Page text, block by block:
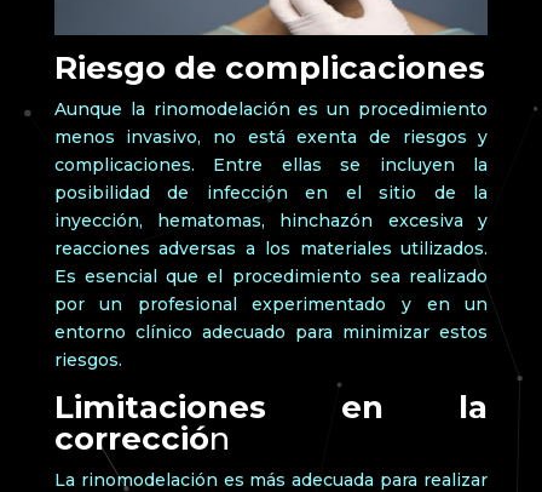
Riesgo de complicaciones
Aunque la rinomodelación es un procedimiento
menos invasivo, no está exenta de riesgos y
complicaciones. Entre ellas se incluyen la
posibilidad de infección en el sitio de la
inyección, hematomas, hinchazón excesiva y
reacciones adversas a los materiales utilizados.
Es esencial que el procedimiento sea realizado
por un profesional experimentado y en un
entorno clínico adecuado para minimizar estos
riesgos.
Limitaciones en la
corrección
La rinomodelación es más adecuada para realizar